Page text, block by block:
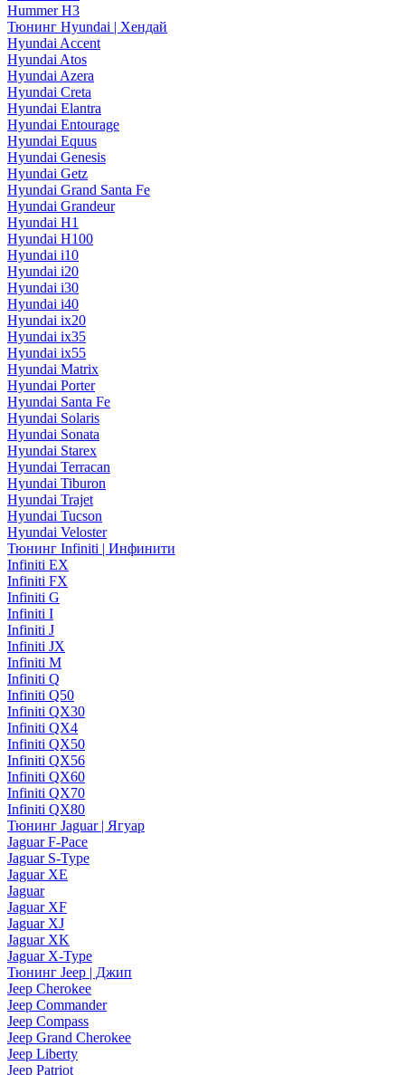
Hummer H3
Тюнинг Hyundai | Хендай
Hyundai Accent
Hyundai Atos
Hyundai Azera
Hyundai Creta
Hyundai Elantra
Hyundai Entourage
Hyundai Equus
Hyundai Genesis
Hyundai Getz
Hyundai Grand Santa Fe
Hyundai Grandeur
Hyundai H1
Hyundai H100
Hyundai i10
Hyundai i20
Hyundai i30
Hyundai i40
Hyundai ix20
Hyundai ix35
Hyundai ix55
Hyundai Matrix
Hyundai Porter
Hyundai Santa Fe
Hyundai Solaris
Hyundai Sonata
Hyundai Starex
Hyundai Terracan
Hyundai Tiburon
Hyundai Trajet
Hyundai Tucson
Hyundai Veloster
Тюнинг Infiniti | Инфинити
Infiniti EX
Infiniti FX
Infiniti G
Infiniti I
Infiniti J
Infiniti JX
Infiniti M
Infiniti Q
Infiniti Q50
Infiniti QX30
Infiniti QX4
Infiniti QX50
Infiniti QX56
Infiniti QX60
Infiniti QX70
Infiniti QX80
Тюнинг Jaguar | Ягуар
Jaguar F-Pace
Jaguar S-Type
Jaguar XE
Jaguar
Jaguar XF
Jaguar XJ
Jaguar XK
Jaguar X-Type
Тюнинг Jeep | Джип
Jeep Cherokee
Jeep Commander
Jeep Compass
Jeep Grand Cherokee
Jeep Liberty
Jeep Patriot